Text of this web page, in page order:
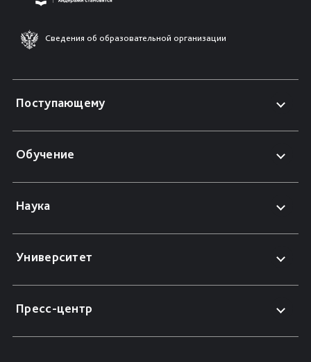
Сведения об образовательной организации
Поступающему
Обучение
Наука
Университет
Пресс-центр